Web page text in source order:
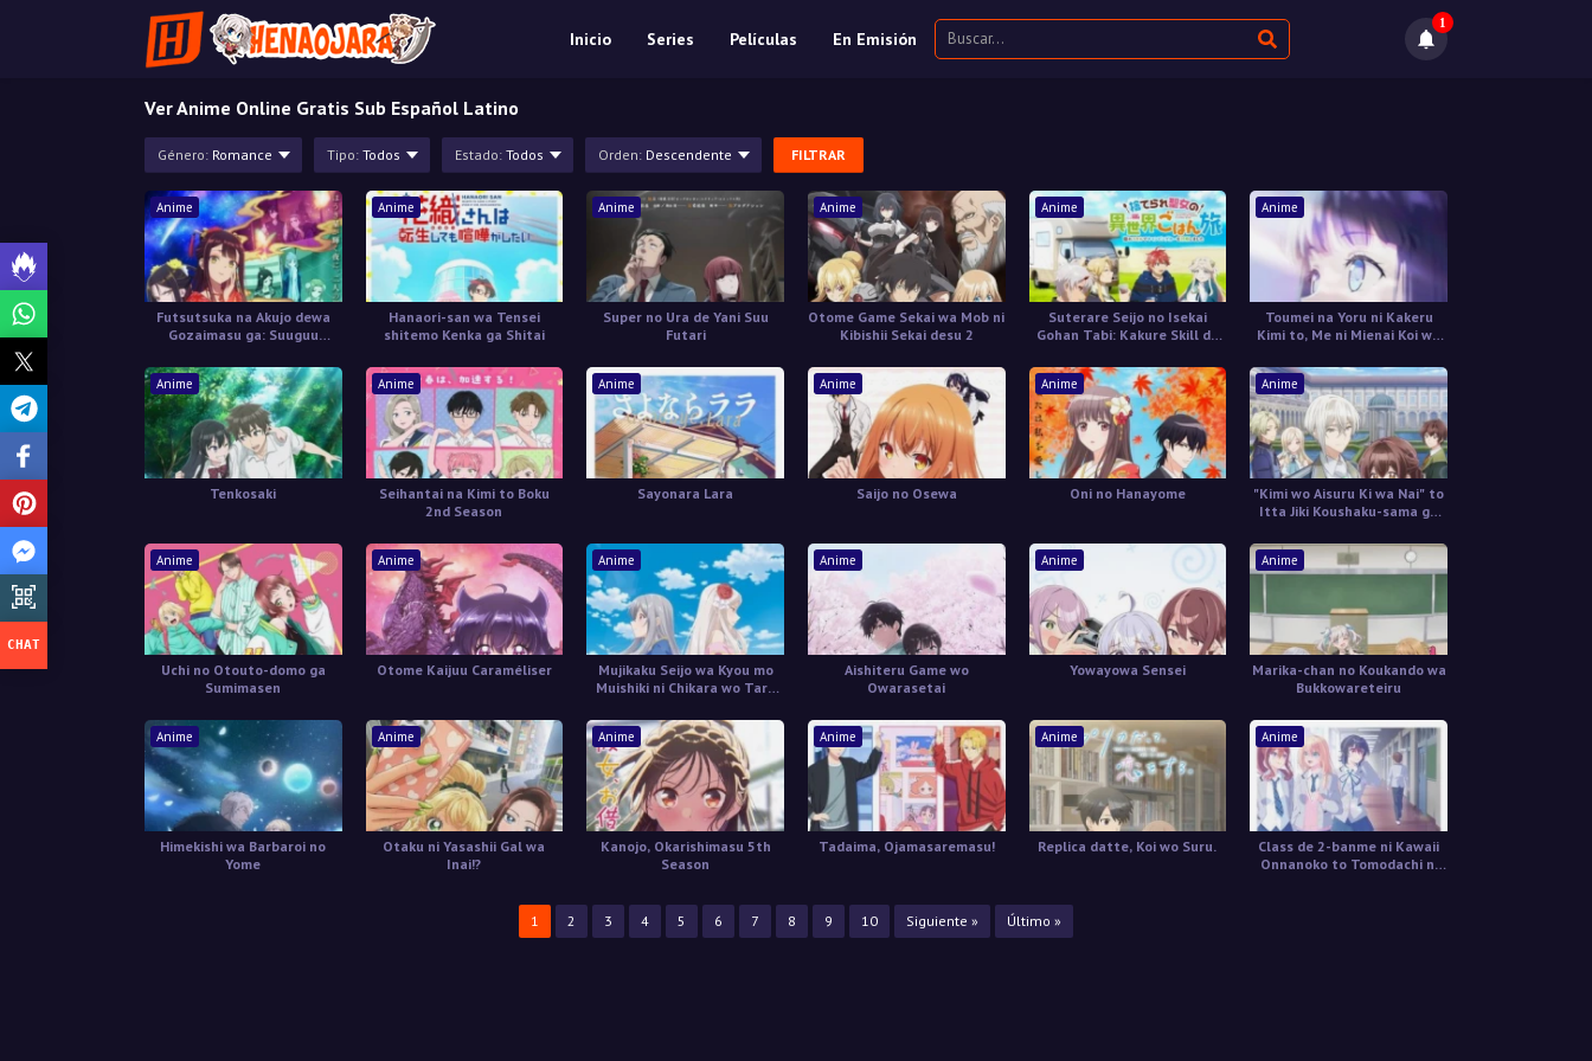
Inicio Series Películas En Emisión
1
Ver Anime Online Gratis Sub Español Latino
Género: Romance Tipo: Todos Estado: Todos Orden: Descendente FILTRAR
Anime
Futsutsuka na Akujo dewa
Gozaimasu ga: Suuguu
Anime
Hanaori-san wa Tensei
shitemo Kenka ga Shitai
Anime
Super no Ura de Yani Suu
Futari
Anime
Otome Game Sekai wa Mob ni
Kibishii Sekai desu 2
Anime
Suterare Seijo no Isekai
Gohan Tabi: Kakure Skill de
shimashita
Anime
Toumei na Yoru ni Kakeru
Kimi to, Me ni Mienai Koi wo
Anime
Tenkosaki
Anime
Seihantai na Kimi to Boku
2nd Season
Anime
Sayonara Lara
Anime
Saijo no Osewa
Anime
Oni no Hanayome
Anime
"Kimi wo Aisuru Ki wa Nai" to
Itta Jiki Koushaku-sama ga
Anime
Uchi no Otouto-domo ga
Sumimasen
Anime
Otome Kaijuu Caraméliser
Anime
Mujikaku Seijo wa Kyou mo
Muishiki ni Chikara wo Tare
Anime
Aishiteru Game wo
Owarasetai
Anime
Yowayowa Sensei
Anime
Marika-chan no Koukando wa
Bukkowareteiru
Anime
Himekishi wa Barbaroi no
Yome
Anime
Otaku ni Yasashii Gal wa
Inai!?
Anime
Kanojo, Okarishimasu 5th
Season
Anime
Tadaima, Ojamasaremasu!
Anime
Replica datte, Koi wo Suru.
Anime
Class de 2-banme ni Kawaii
Onnanoko to Tomodachi ni
1 2 3 4 5 6 7 8 9 10 Siguiente » Último »